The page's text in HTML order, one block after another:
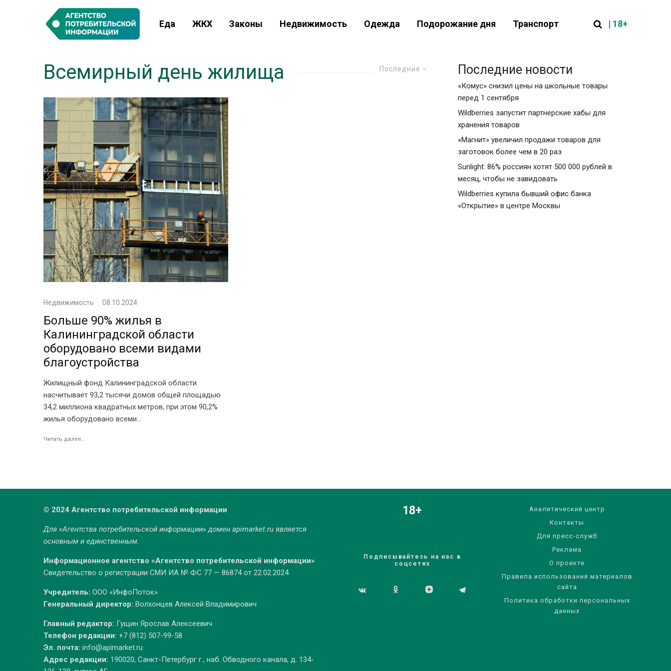
Еда ЖКХ Законы Недвижимость Одежда Подорожание дня Транспорт | 18+
Последние
Всемирный день жилища
Недвижимость · 08.10.2024
Больше 90% жилья в
Калининградской области
оборудовано всеми видами
благоустройства
Жилищный фонд Калининградской области
насчитывает 93,2 тысячи домов общей площадью
34,2 миллиона квадратных метров, при этом 90,2%
жилья оборудовано всеми...
Читать далее...
Последние новости
«Комус» снизил цены на школьные товары
перед 1 сентября
Wildberries запустит партнерские хабы для
хранения товаров
«Магнит» увеличил продажи товаров для
заготовок более чем в 20 раз
Sunlight: 86% россиян хотят 500 000 рублей в
месяц, чтобы не завидовать
Wildberries купила бывший офис банка
«Открытие» в центре Москвы
© 2024 Агентство потребительской информации
Для «Агентства потребительской информации» домен apimarket.ruявляется
основным и единственным.
Информационное агентство «Агентство потребительской информации»
Свидетельство о регистрации СМИ ИА № ФС 77 — 86874 от 22.02.2024
Учредитель: ООО «ИнфоПоток»
Генеральный директор: Волхонцев Алексей Владимирович
Главный редактор: Гущин Ярослав Алексеевич
Телефон редакции: +7 (812) 507-99-58
Эл. почта: info@apimarket.ru
Адрес редакции: 190020, Санкт-Петербург г., наб. Обводного канала, д. 134-
18+
Подписывайтесь на нас в
соцсетях
Аналитический центр
Контакты
Для пресс-служб
Реклама
О проекте
Правила использования материалов
сайта
Политика обработки персональных
данных